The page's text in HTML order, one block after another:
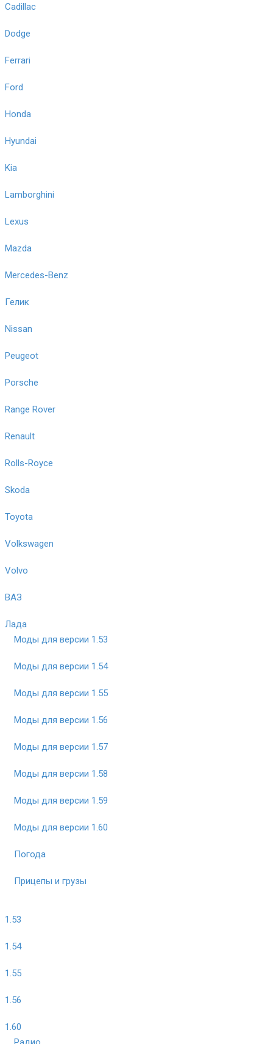
Cadillac
Dodge
Ferrari
Ford
Honda
Hyundai
Kia
Lamborghini
Lexus
Mazda
Mercedes-Benz
Гелик
Nissan
Peugeot
Porsche
Range Rover
Renault
Rolls-Royce
Skoda
Toyota
Volkswagen
Volvo
ВАЗ
Лада
Моды для версии 1.53
Моды для версии 1.54
Моды для версии 1.55
Моды для версии 1.56
Моды для версии 1.57
Моды для версии 1.58
Моды для версии 1.59
Моды для версии 1.60
Погода
Прицепы и грузы
1.53
1.54
1.55
1.56
1.60